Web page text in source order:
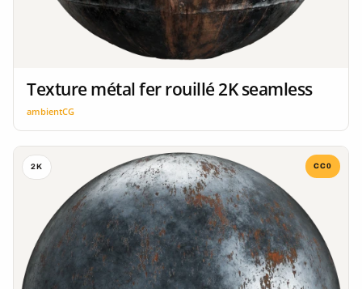
Texture métal fer rouillé 2K seamless
ambientCG
2K CC0